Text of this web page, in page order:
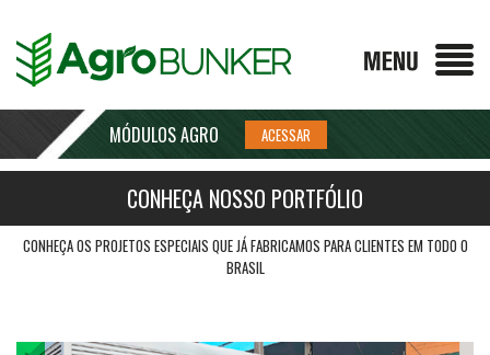
MÓDULOS AGRO
CONHEÇA NOSSO PORTFÓLIO
CONHEÇA OS PROJETOS ESPECIAIS QUE JÁ FABRICAMOS PARA CLIENTES EM TODO O
BRASIL